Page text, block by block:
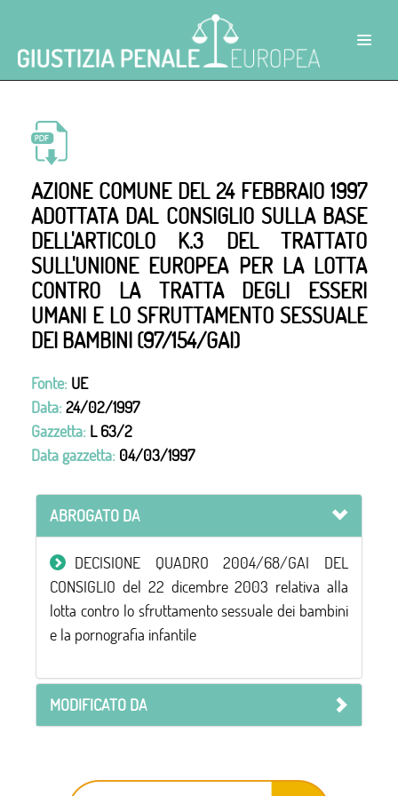
AZIONE COMUNE DEL 24 FEBBRAIO 1997
ADOTTATA DAL CONSIGLIO SULLA BASE
DELL'ARTICOLO K.3 DEL TRATTATO
SULL'UNIONE EUROPEA PER LA LOTTA
CONTRO LA TRATTA DEGLI ESSERI
UMANI E LO SFRUTTAMENTO SESSUALE
DEI BAMBINI (97/154/GAI)
Fonte: UE
Data:24/02/1997
Gazzetta: L 63/2
Data gazzetta: 04/03/1997
ABROGATO DA
DECISIONE QUADRO 2004/68/GAI DEL
CONSIGLIO del 22 dicembre 2003 relativa alla
lotta contro lo sfruttamento sessuale dei bambini
e la pornografia infantile
MODIFICATO DA